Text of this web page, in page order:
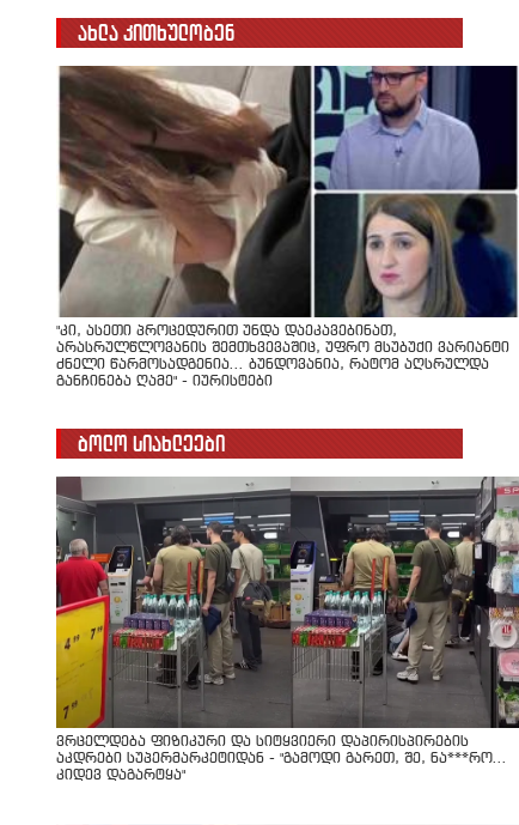
ახლა კითხულობენ
"კი, ასეთი პროცედურით უნდა დაეკავებინათ,
არასრულწლოვანის შემთხვევაშიც, უფრო მსუბუქი ვარიანტი
ძნელი წარმოსადგენია... ბუნდოვანია, რატომ აღსრულდა
განჩინება ღამე" - იურისტები
ბოლო სიახლეები
ვრცელდება ფიზიკური და სიტყვიერი დაპირისპირების
აკდრები სუპერმარკეტიდან - "გამოდი გარეთ, შე, ნა***რო...
კიდევ დაგარტყა"